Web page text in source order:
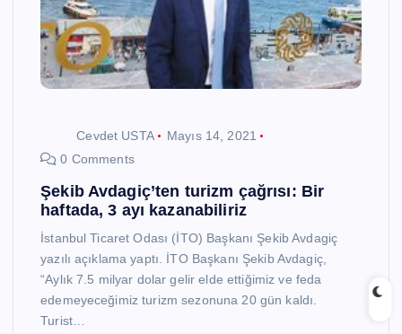
Cevdet USTA
Mayıs 14, 2021
0 Comments
Şekib Avdagiç’ten turizm çağrısı: Bir
haftada, 3 ayı kazanabiliriz
İstanbul Ticaret Odası (İTO) Başkanı Şekib Avdagiç
yazılı açıklama yaptı. İTO Başkanı Şekib Avdagiç,
“Aylık 7.5 milyar dolar gelir elde ettiğimiz ve feda
edemeyeceğimiz turizm sezonuna 20 gün kaldı.
Turist…